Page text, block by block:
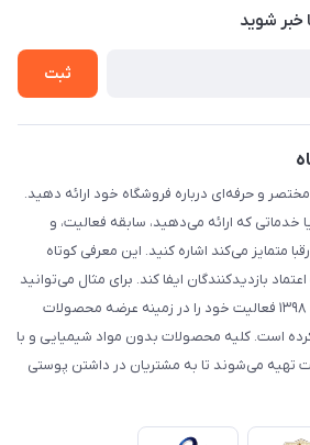
خبر شوید
ثبت
و حرفه‌ای درباره فروشگاه خود ارائه دهید.
که ارائه می‌دهید، سابقه فعالیت، و
متمایز می‌کند اشاره کنید. این معرفی کوتاه
بازدیدکنندگان ایفا کند. برای مثال می‌توانید
بنویسید: «فروشگاه ما از سال ۱۳۹۸ فعالیت خود را در زمینه عرضه محصولات
است. کلیه محصولات بدون مواد شیمیایی و با
تهیه می‌شوند تا به مشتریان در داشتن پوستی